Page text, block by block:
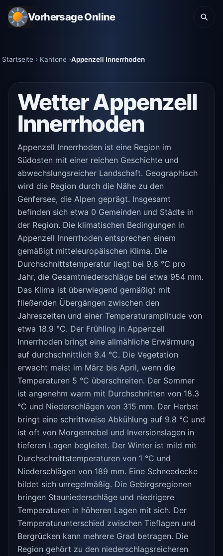
Vorhersage Online
Startseite Kantone Appenzell Innerrhoden
Wetter Appenzell
Innerrhoden
Appenzell Innerrhoden ist eine Region im
Südosten mit einer reichen Geschichte und
abwechslungsreicher Landschaft. Geographisch
wird die Region durch die Nähe zu den
Genfersee, die Alpen geprägt. Insgesamt
befinden sich etwa 0 Gemeinden und Städte in
der Region. Die klimatischen Bedingungen in
Appenzell Innerrhoden entsprechen einem
gemäßigt mitteleuropäischen Klima. Die
Durchschnittstemperatur liegt bei 9.6 °C pro
Jahr, die Gesamtniederschläge bei etwa 954 mm.
Das Klima ist überwiegend gemäßigt mit
fließenden Übergängen zwischen den
Jahreszeiten und einer Temperaturamplitude von
etwa 18.9 °C. Der Frühling in Appenzell
Innerrhoden bringt eine allmähliche Erwärmung
auf durchschnittlich 9.4 °C. Die Vegetation
erwacht meist im März bis April, wenn die
Temperaturen 5 °C überschreiten. Der Sommer
ist angenehm warm mit Durchschnitten von 18.3
°C und Niederschlägen von 315 mm. Der Herbst
bringt eine schrittweise Abkühlung auf 9.8 °C und
ist oft von Morgennebel und Inversionslagen in
tieferen Lagen begleitet. Der Winter ist mild mit
Durchschnittstemperaturen von 1 °C und
Niederschlägen von 189 mm. Eine Schneedecke
bildet sich unregelmäßig. Die Gebirgsregionen
bringen Stauniederschläge und niedrigere
Temperaturen in höheren Lagen mit sich. Der
Temperaturunterschied zwischen Tieflagen und
Bergrücken kann mehrere Grad betragen. Die
Region gehört zu den niederschlagsreicheren